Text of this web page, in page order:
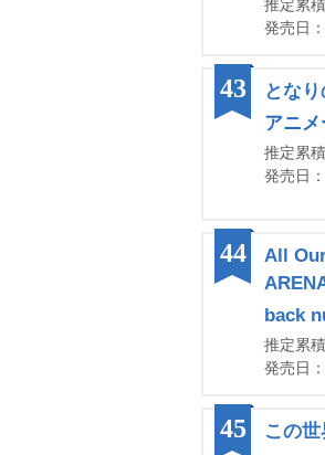
推定累
発売日
とな
アニ
推定累
発売日
43
All
back
推定累
発売日
44
この
45